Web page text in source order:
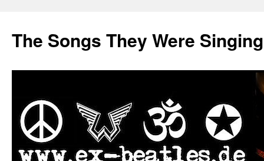
The Songs They Were